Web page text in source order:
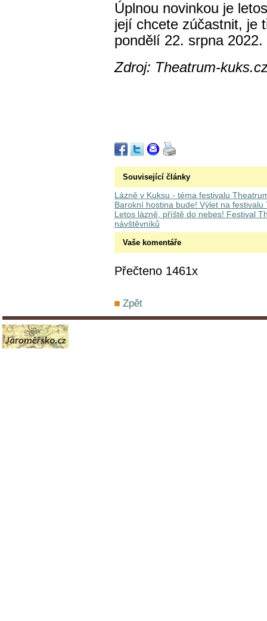
Úplnou novinkou je
její chcete zúčastnit, je
pondělí 22. srpna
Zdroj: Theatrum-
Související články
Lázně v Kuksu - téma festivalu
Barokní hostina bude! Výlet na
Letos lázně, příště do nebes! Festival
návštěvníků
Vaše komentáře
Přečteno 1461x
Zpět